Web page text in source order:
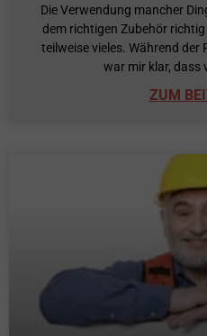
Die Verwendung mancher
dem richtigen Zubehör
teilweise vieles. Während der
war mir klar, dass
ZUM